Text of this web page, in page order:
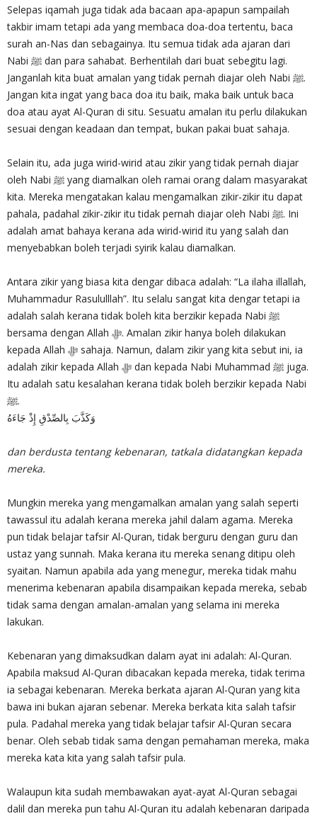
Selepas iqamah juga tidak ada bacaan apa-apapun sampailah
takbir imam tetapi ada yang membaca doa-doa tertentu, baca
surah an-Nas dan sebagainya. Itu semua tidak ada ajaran dari
Nabi ﷺ ‎dan para sahabat. Berhentilah dari buat sebegitu lagi.
Janganlah kita buat amalan yang tidak pernah diajar oleh Nabi ﷺ.
Jangan kita ingat yang baca doa itu baik, maka baik untuk baca
doa atau ayat Al-Quran di situ. Sesuatu amalan itu perlu dilakukan
sesuai dengan keadaan dan tempat, bukan pakai buat sahaja.
Selain itu, ada juga wirid-wirid atau zikir yang tidak pernah diajar
oleh Nabi ﷺ yang diamalkan oleh ramai orang dalam masyarakat
kita. Mereka mengatakan kalau mengamalkan zikir-zikir itu dapat
pahala, padahal zikir-zikir itu tidak pernah diajar oleh Nabi ﷺ. Ini
adalah amat bahaya kerana ada wirid-wirid itu yang salah dan
menyebabkan boleh terjadi syirik kalau diamalkan.
Antara zikir yang biasa kita dengar dibaca adalah: “La ilaha illallah,
Muhammadur Rasululllah”. Itu selalu sangat kita dengar tetapi ia
adalah salah kerana tidak boleh kita berzikir kepada Nabi ﷺ
bersama dengan Allah ‎ﷻ. Amalan zikir hanya boleh dilakukan
kepada Allah ‎ﷻ sahaja. Namun, dalam zikir yang kita sebut ini, ia
adalah zikir kepada Allah ‎ﷻ dan kepada Nabi Muhammad ﷺ juga.
Itu adalah satu kesalahan kerana tidak boleh berzikir kepada Nabi
ﷺ.
وَكَذَّبَ بِالصِّدْقِ إِذْ جَاءَهُ
dan berdusta tentang kebenaran, tatkala didatangkan kepada
mereka.
Mungkin mereka yang mengamalkan amalan yang salah seperti
tawassul itu adalah kerana mereka jahil dalam agama. Mereka
pun tidak belajar tafsir Al-Quran, tidak berguru dengan guru dan
ustaz yang sunnah. Maka kerana itu mereka senang ditipu oleh
syaitan. Namun apabila ada yang menegur, mereka tidak mahu
menerima kebenaran apabila disampaikan kepada mereka, sebab
tidak sama dengan amalan-amalan yang selama ini mereka
lakukan.
Kebenaran yang dimaksudkan dalam ayat ini adalah: Al-Quran.
Apabila maksud Al-Quran dibacakan kepada mereka, tidak terima
ia sebagai kebenaran. Mereka berkata ajaran Al-Quran yang kita
bawa ini bukan ajaran sebenar. Mereka berkata kita salah tafsir
pula. Padahal mereka yang tidak belajar tafsir Al-Quran secara
benar. Oleh sebab tidak sama dengan pemahaman mereka, maka
mereka kata kita yang salah tafsir pula.
Walaupun kita sudah membawakan ayat-ayat Al-Quran sebagai
dalil dan mereka pun tahu Al-Quran itu adalah kebenaran daripada